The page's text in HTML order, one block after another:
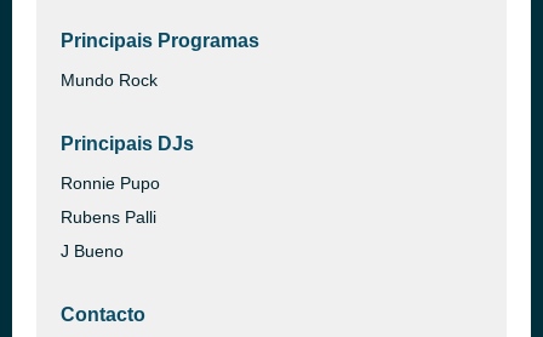
Principais Programas
Mundo Rock
Principais DJs
Ronnie Pupo
Rubens Palli
J Bueno
Contacto